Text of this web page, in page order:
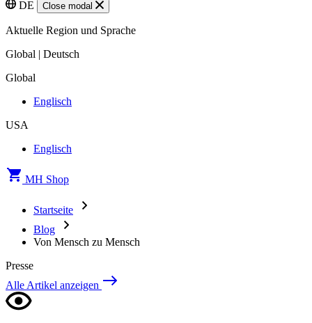
DE Close modal
Aktuelle Region und Sprache
Global | Deutsch
Global
Englisch
USA
Englisch
MH Shop
Startseite
Blog
Von Mensch zu Mensch
Presse
Alle Artikel anzeigen